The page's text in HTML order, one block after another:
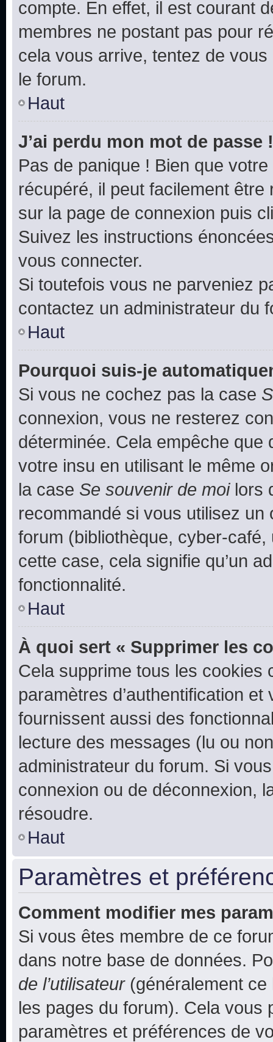
compte. En effet, il est courant
membres ne postant pas pour
cela vous arrive, tentez de
le forum.
Haut
J’ai perdu mon mot de passe !
Pas de panique ! Bien que
récupéré, il peut facilement
sur la page de connexion puis
Suivez les instructions
vous connecter.
Si toutefois vous ne parveniez
contactez un administrateur du
Haut
Pourquoi suis-je
Si vous ne cochez pas la case
connexion, vous ne resterez
déterminée. Cela empêche que
votre insu en utilisant le même
la case Se souvenir de moilors
recommandé si vous utilisez
forum (bibliothèque, cyber-
cette case, cela signifie qu’un
fonctionnalité.
Haut
À quoi sert « Supprimer les
Cela supprime tous les cookies
paramètres d’authentification
fournissent aussi des
lecture des messages (lu ou
administrateur du forum. Si
connexion ou de déconnexion,
résoudre.
Haut
Paramètres et
Comment modifier mes
Si vous êtes membre de ce
dans notre base de données.
de l’utilisateur(généralement ce
les pages du forum). Cela vous
paramètres et préférences de